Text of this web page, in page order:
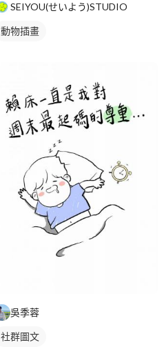
SEIYOU(せいよう)STUDIO
動物插畫
吳季蓉
社群圖文